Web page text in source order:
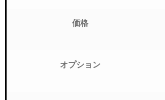
価格
オプション